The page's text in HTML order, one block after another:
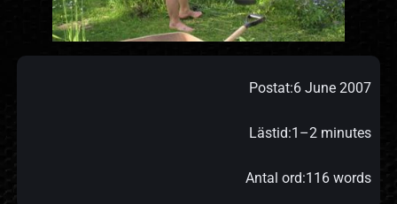
Postat:6 June 2007
Lästid:1–2 minutes
Antal ord:116 words